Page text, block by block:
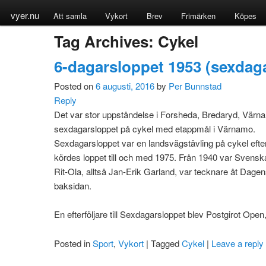
vyer.nu Att samla Vykort Brev Frimärken Köpes
Tag Archives: Cykel
6-dagarsloppet 1953
Posted on6 augusti, 2016by Per Bunnstad
Reply
Det var stor uppståndelse i Forsheda, Bredaryd,
sexdagarsloppet på cykel med etappmål i Värnamo.
Sexdagarsloppet var en landsvägstävling på cykel
kördes loppet till och med 1975. Från 1940 var
Rit-Ola, alltså Jan-Erik Garland, var tecknare åt
baksidan.
En efterföljare till Sexdagarsloppet blev Postgirot
Posted inSport, Vykort | TaggedCykel | Leave a reply